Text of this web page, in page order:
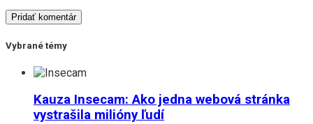
Vybrané témy
Kauza Insecam: Ako jedna webová stránka
vystrašila milióny ľudí